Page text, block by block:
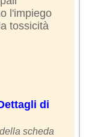
l'impiego
tossicità
di
scheda